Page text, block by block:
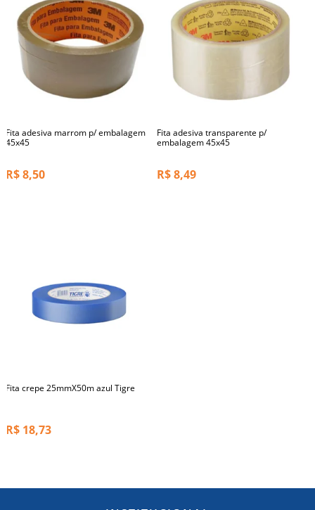
Fita adesiva marrom p/ embalagem
45x45
R$8,50
Fita adesiva transparente p/
embalagem 45x45
R$8,49
Fita crepe 25mmX50m azul Tigre
R$ 18,73